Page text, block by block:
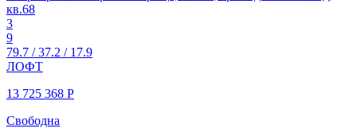
кв.68
3
9
79.7 / 37.2 / 17.9
ЛОФТ
13 725 368 Р
Свободна